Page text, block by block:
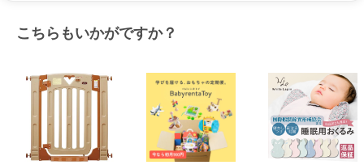
こちらもいかがですか？